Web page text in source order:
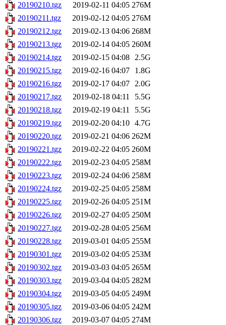
20190210.tgz
2019-02-11 04:05 276M
20190211.tgz
2019-02-12 04:05 276M
20190212.tgz
2019-02-13 04:06 268M
20190213.tgz
2019-02-14 04:05 260M
20190214.tgz
2019-02-15 04:08 2.5G
20190215.tgz
2019-02-16 04:07
1.8G
20190216.tgz
2019-02-17 04:07 2.0G
20190217.tgz
2019-02-18 04:11
5.5G
20190218.tgz
2019-02-19 04:11
5.5G
20190219.tgz
2019-02-20 04:10 4.7G
20190220.tgz
2019-02-21 04:06 262M
20190221.tgz
2019-02-22 04:05 260M
20190222.tgz
2019-02-23 04:05 258M
20190223.tgz
2019-02-24 04:06 258M
20190224.tgz
2019-02-25 04:05 258M
20190225.tgz
2019-02-26 04:05 251M
20190226.tgz
2019-02-27 04:05 250M
20190227.tgz
2019-02-28 04:05 256M
20190228.tgz
2019-03-01 04:05 255M
20190301.tgz
2019-03-02 04:05 253M
20190302.tgz
2019-03-03 04:05 265M
20190303.tgz
2019-03-04 04:05 282M
20190304.tgz
2019-03-05 04:05 249M
20190305.tgz
2019-03-06 04:05 242M
20190306.tgz
2019-03-07 04:05 274M